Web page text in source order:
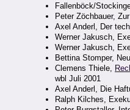
Fallenböck/
Peter Zöchbauer,
Axel Anderl, Der
Werner Jakusch,
Werner Jakusch,
Bettina Stomper,
Clemens Thiele,
wbl Juli 2001
Axel Anderl, Die
Ralph Kilches,